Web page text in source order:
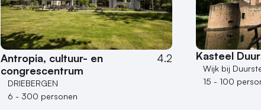
Antropia, cultuur- en
congrescentrum
4.2
DRIEBERGEN
6 - 300 personen
Kasteel
Wijk bij
15 - 100